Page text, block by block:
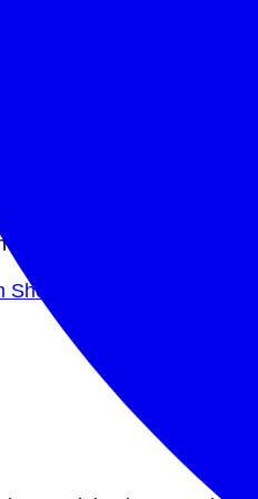
sich keine Produkte im